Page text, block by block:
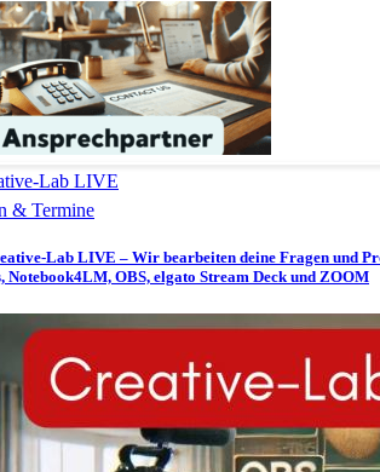
Lab LIVE
& Termine
Lab LIVE – Wir bearbeiten deine Fragen und
Notebook4LM, OBS, elgato Stream Deck und ZOOM